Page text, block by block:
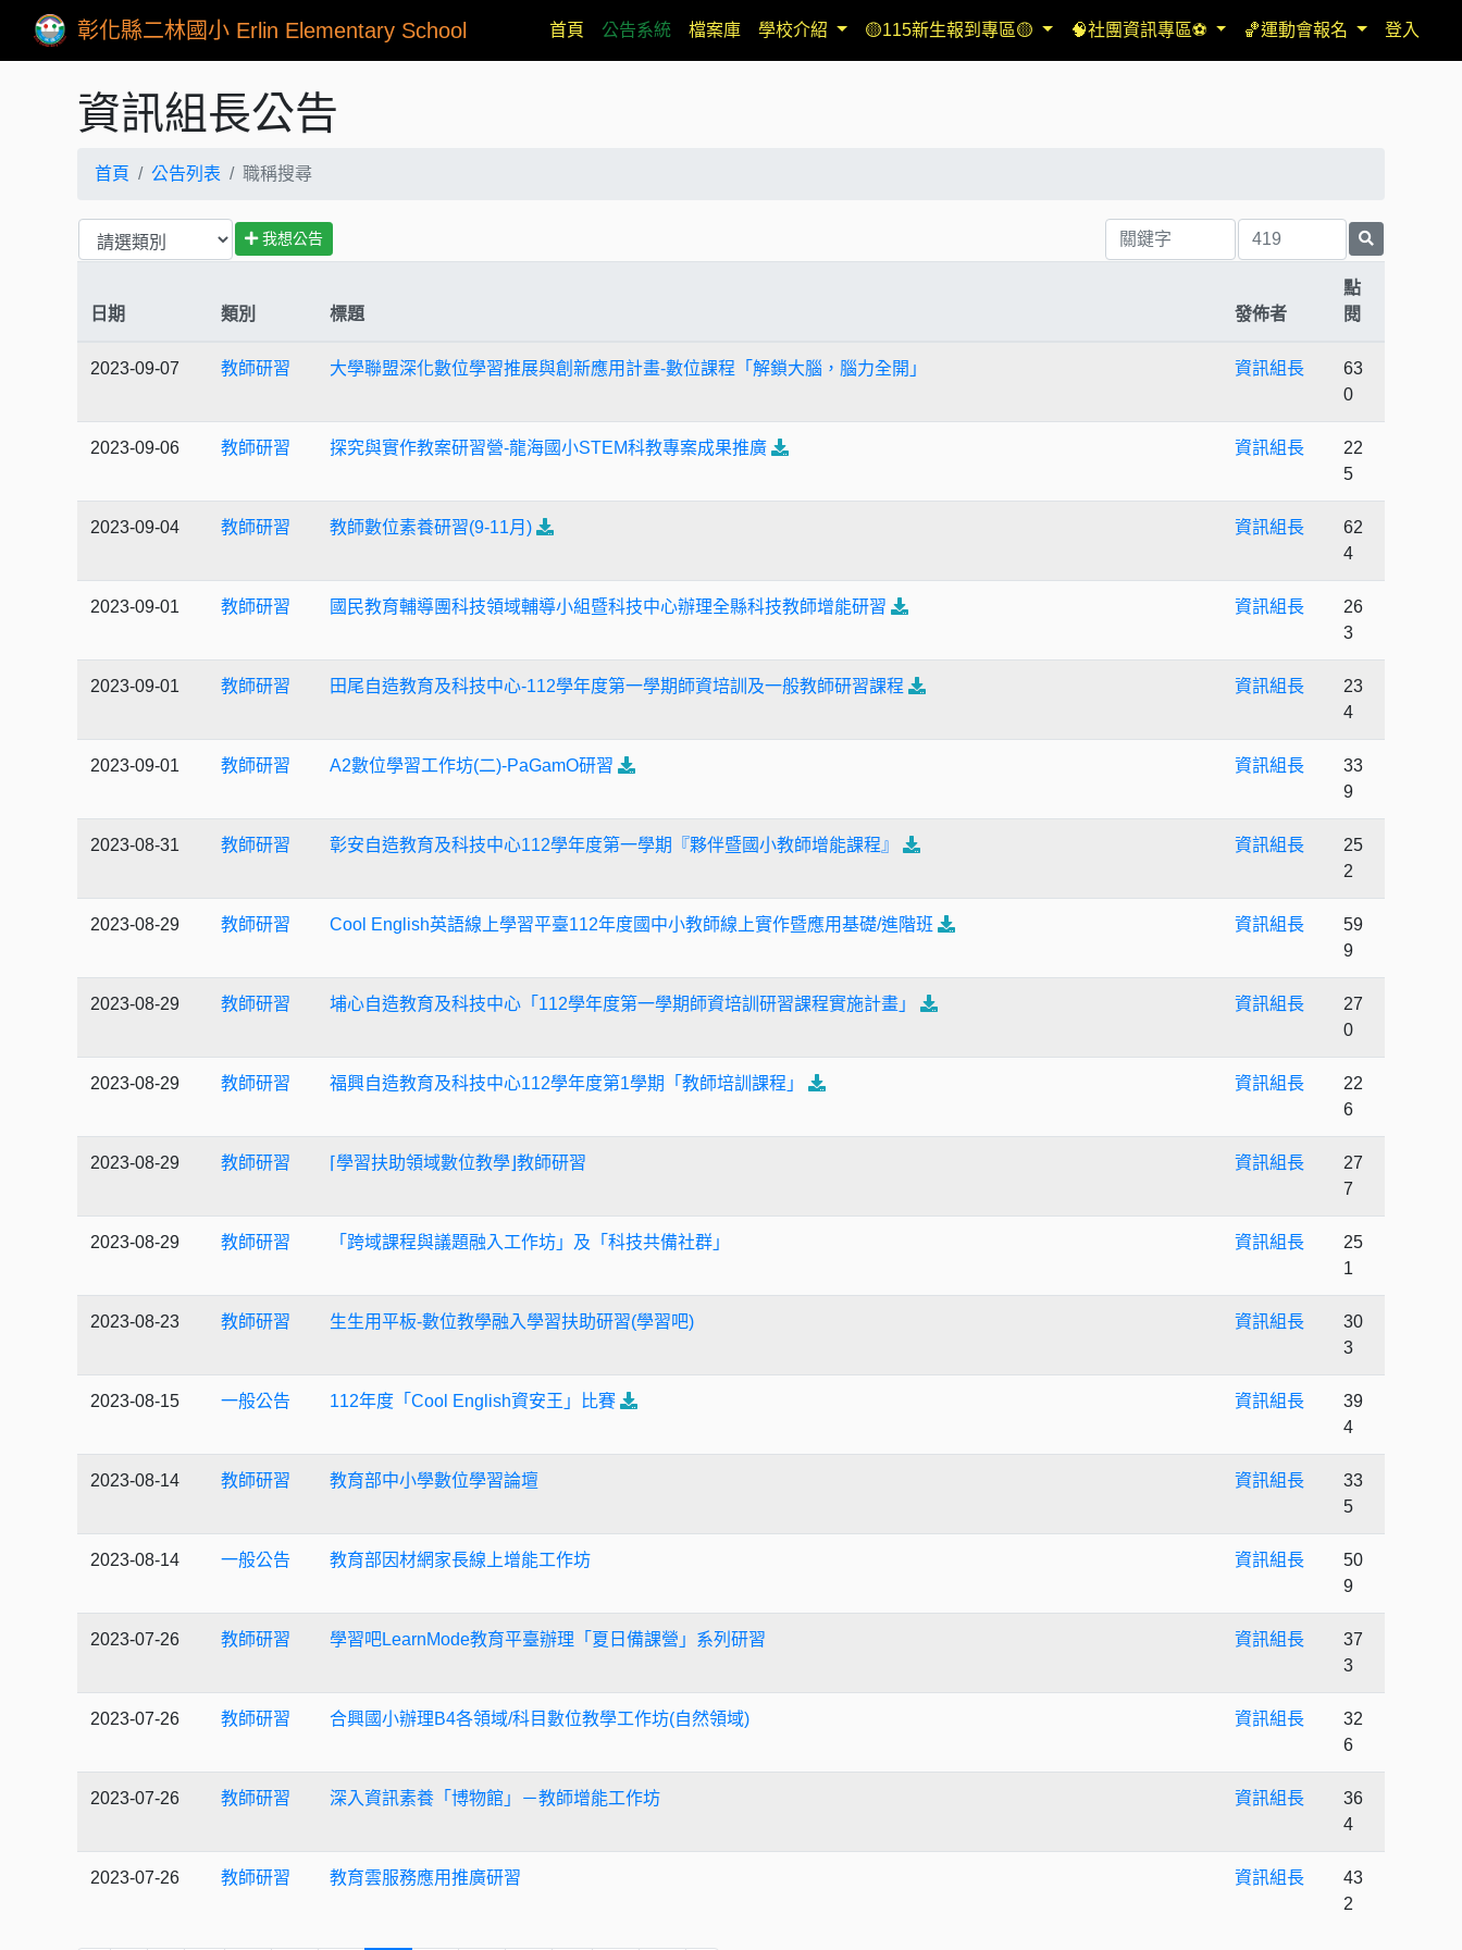
彰化縣二林國小 Erlin Elementary School 首頁 (current)
公告系統 檔案庫 學校介紹 🟡115新生報到專區🟡 🧠社團資訊專區⚽ 🏀運動會報名 登入
資訊組長公告
首頁 公告列表 職稱搜尋
我想公告
日期 類別 標題 發佈者
點
閱
2023-09-07 教師研習 大學聯盟深化數位學習推展與創新應用計畫-數位課程「解鎖大腦，腦力全開」 資訊組長
63
0
2023-09-06 教師研習 探究與實作教案研習營-龍海國小STEM科教專案成果推廣 資訊組長
22
5
2023-09-04 教師研習 教師數位素養研習(9-11月) 資訊組長
62
4
2023-09-01 教師研習 國民教育輔導團科技領域輔導小組暨科技中心辦理全縣科技教師增能研習 資訊組長
26
3
2023-09-01 教師研習 田尾自造教育及科技中心-112學年度第一學期師資培訓及一般教師研習課程 資訊組長
23
4
2023-09-01 教師研習 A2數位學習工作坊(二)-PaGamO研習 資訊組長
33
9
2023-08-31 教師研習 彰安自造教育及科技中心112學年度第一學期『夥伴暨國小教師增能課程』 資訊組長
25
2
2023-08-29 教師研習 Cool English英語線上學習平臺112年度國中小教師線上實作暨應用基礎/進階班 資訊組長
59
9
2023-08-29 教師研習 埔心自造教育及科技中心「112學年度第一學期師資培訓研習課程實施計畫」 資訊組長
27
0
2023-08-29 教師研習 福興自造教育及科技中心112學年度第1學期「教師培訓課程」 資訊組長
22
6
2023-08-29 教師研習 ⌈學習扶助領域數位教學⌋教師研習 資訊組長
27
7
2023-08-29 教師研習 「跨域課程與議題融入工作坊」及「科技共備社群」 資訊組長
25
1
2023-08-23 教師研習 生生用平板-數位教學融入學習扶助研習(學習吧) 資訊組長
30
3
2023-08-15 一般公告 112年度「Cool English資安王」比賽 資訊組長
39
4
2023-08-14 教師研習 教育部中小學數位學習論壇 資訊組長
33
5
2023-08-14 一般公告 教育部因材網家長線上增能工作坊 資訊組長
50
9
2023-07-26 教師研習 學習吧LearnMode教育平臺辦理「夏日備課營」系列研習 資訊組長
37
3
2023-07-26 教師研習 合興國小辦理B4各領域/科目數位教學工作坊(自然領域) 資訊組長
32
6
2023-07-26 教師研習 深入資訊素養「博物館」－教師增能工作坊 資訊組長
36
4
2023-07-26 教師研習 教育雲服務應用推廣研習 資訊組長
43
2